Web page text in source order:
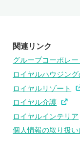
関連リンク
グループコーポレー
ロイヤルハウジン
ロイヤルリゾート
ロイヤル介護
ロイヤルインテリア
個人情報の取り扱い